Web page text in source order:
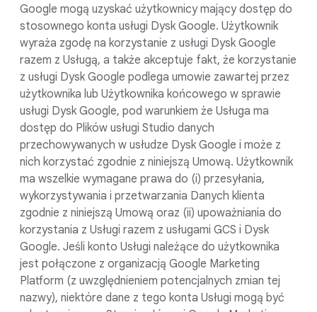
Google mogą uzyskać użytkownicy mający dostęp do
stosownego konta usługi Dysk Google. Użytkownik
wyraża zgodę na korzystanie z usługi Dysk Google
razem z Usługą, a także akceptuje fakt, że korzystanie
z usługi Dysk Google podlega umowie zawartej przez
użytkownika lub Użytkownika końcowego w sprawie
usługi Dysk Google, pod warunkiem że Usługa ma
dostęp do Plików usługi Studio danych
przechowywanych w usłudze Dysk Google i może z
nich korzystać zgodnie z niniejszą Umową. Użytkownik
ma wszelkie wymagane prawa do (i) przesyłania,
wykorzystywania i przetwarzania Danych klienta
zgodnie z niniejszą Umową oraz (ii) upoważniania do
korzystania z Usługi razem z usługami GCS i Dysk
Google. Jeśli konto Usługi należące do użytkownika
jest połączone z organizacją Google Marketing
Platform (z uwzględnieniem potencjalnych zmian tej
nazwy), niektóre dane z tego konta Usługi mogą być